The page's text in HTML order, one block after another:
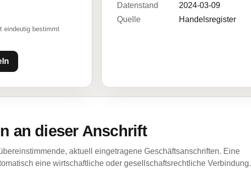
eindeutig bestimmt
Datenstand
2024-03-09
Quelle
Handelsregister
an dieser Anschrift
aktuell eingetragene Geschäftsanschriften. Eine
eine wirtschaftliche oder gesellschaftsrechtliche Verbindung.